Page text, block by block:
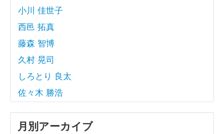
小川 佳世子
西邑 拓真
藤森 智博
久村 晃司
しろとり 良太
佐々木 勝浩
月別アーカイブ